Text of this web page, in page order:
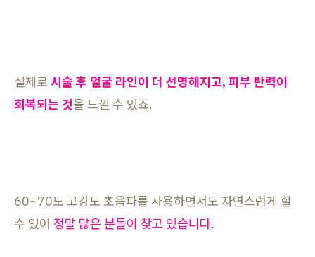
실제로 시술 후 얼굴 라인이 더 선명해지고, 피부 탄력이
회복되는 것을 느낄 수 있죠.
60~70도 고강도 초음파를 사용하면서도 자연스럽게 할
수 있어 정말 많은 분들이 찾고 있습니다.